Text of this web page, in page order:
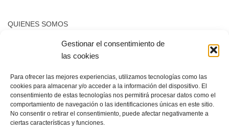
Gestionar el consentimiento de
las cookies
Para ofrecer las mejores experiencias, utilizamos tecnologías como las
cookies para almacenar y/o acceder a la información del dispositivo. El
consentimiento de estas tecnologías nos permitirá procesar datos como el
comportamiento de navegación o las identificaciones únicas en este sitio.
No consentir o retirar el consentimiento, puede afectar negativamente a
ciertas características y funciones.
QUIENES SOMOS
Quienes somos
POLÍTICA DE PRIVACIDAD
Política de privacidad